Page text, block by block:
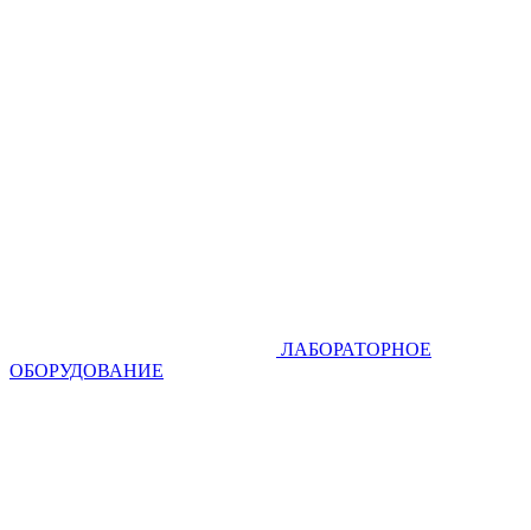
ЛАБОРАТОРНОЕ
ОБОРУДОВАНИЕ